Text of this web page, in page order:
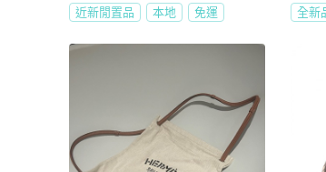
近新閒置品 本地 免運 全新